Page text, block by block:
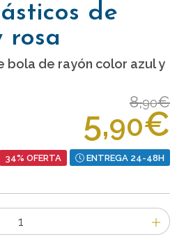
de
rosa
bola de rayón color azul y
8,90€
5,90€
34% OFERTA ENTREGA 24-48H